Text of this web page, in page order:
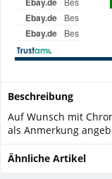
Beschreibung
Auf Wunsch mit
als Anmerkung
Ähnliche Artikel